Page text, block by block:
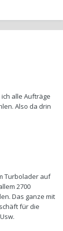
alle Aufträge
Also da drin
Turbolader auf
2700
Das ganze mit
für die